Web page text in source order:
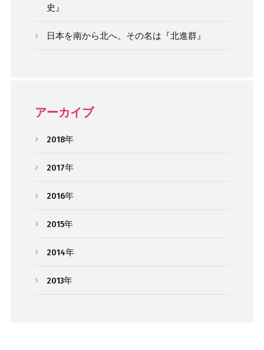
史』
日本を南から北へ。その名は『北進群』
アーカイブ
2018年
2017年
2016年
2015年
2014年
2013年